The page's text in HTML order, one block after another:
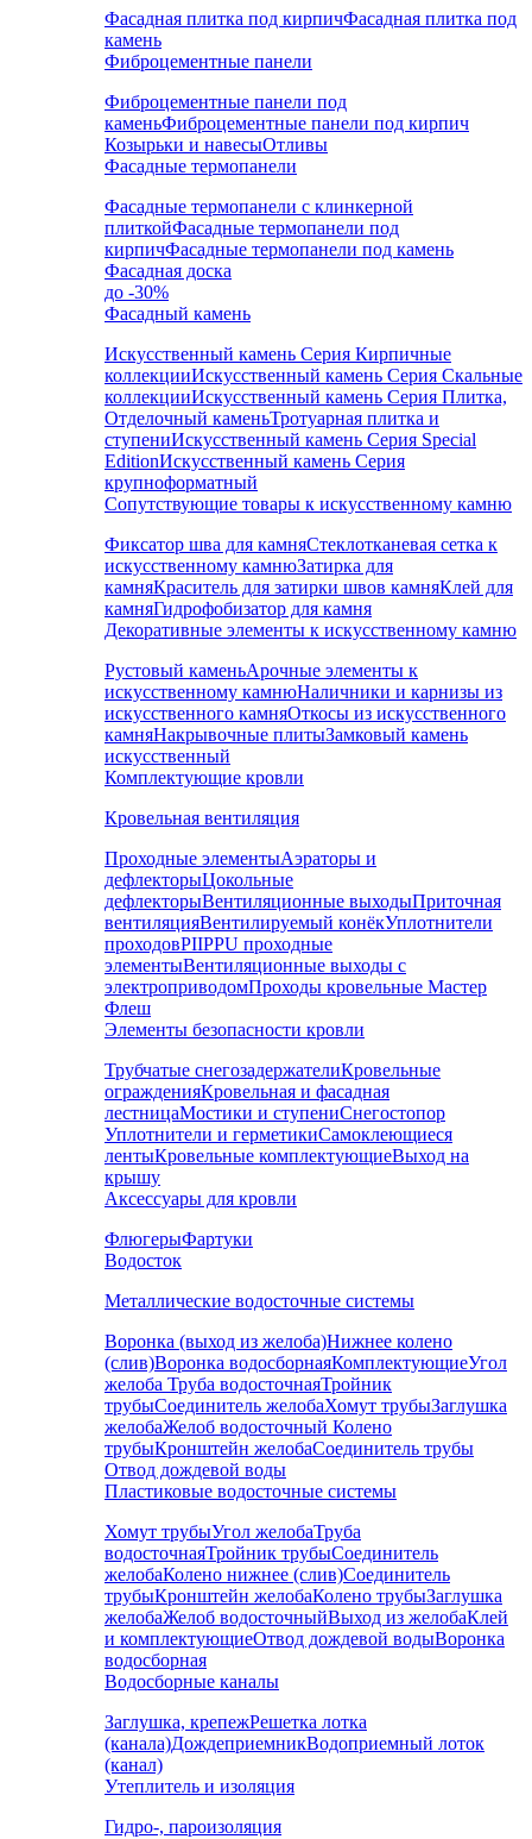
Фасадная плитка под кирпичФасадная плитка под
камень
Фиброцементные панели
Фиброцементные панели под
каменьФиброцементные панели под кирпич
Козырьки и навесыОтливы
Фасадные термопанели
Фасадные термопанели с клинкерной
плиткойФасадные термопанели под
кирпичФасадные термопанели под камень
Фасадная доска
до -30%
Фасадный камень
Искусственный камень Серия Кирпичные
коллекцииИскусственный камень Серия Скальные
коллекцииИскусственный камень Серия Плитка,
Отделочный каменьТротуарная плитка и
ступениИскусственный камень Серия Special
EditionИскусственный камень Серия
крупноформатный
Сопутствующие товары к искусственному камню
Фиксатор шва для камняСтеклотканевая сетка к
искусственному камнюЗатирка для
камняКраситель для затирки швов камняКлей для
камняГидрофобизатор для камня
Декоративные элементы к искусственному камню
Рустовый каменьАрочные элементы к
искусственному камнюНаличники и карнизы из
искусственного камняОткосы из искусственного
камняНакрывочные плитыЗамковый камень
искусственный
Комплектующие кровли
Кровельная вентиляция
Проходные элементыАэраторы и
дефлекторыЦокольные
дефлекторыВентиляционные выходыПриточная
вентиляцияВентилируемый конёкУплотнители
проходовPIIPPU проходные
элементыВентиляционные выходы с
электроприводомПроходы кровельные Мастер
Флеш
Элементы безопасности кровли
Трубчатые снегозадержателиКровельные
огражденияКровельная и фасадная
лестницаМостики и ступениСнегостопор
Уплотнители и герметикиСамоклеющиеся
лентыКровельные комплектующиеВыход на
крышу
Аксессуары для кровли
ФлюгерыФартуки
Водосток
Металлические водосточные системы
Воронка (выход из желоба)Нижнее колено
(слив)Воронка водосборнаяКомплектующиеУгол
желоба Труба водосточнаяТройник
трубыСоединитель желобаХомут трубыЗаглушка
желобаЖелоб водосточный Колено
трубыКронштейн желобаСоединитель трубы
Отвод дождевой воды
Пластиковые водосточные системы
Хомут трубыУгол желобаТруба
водосточнаяТройник трубыСоединитель
желобаКолено нижнее (слив)Соединитель
трубыКронштейн желобаКолено трубыЗаглушка
желобаЖелоб водосточныйВыход из желобаКлей
и комплектующиеОтвод дождевой водыВоронка
водосборная
Водосборные каналы
Заглушка, крепежРешетка лотка
(канала)ДождеприемникВодоприемный лоток
(канал)
Утеплитель и изоляция
Гидро-, пароизоляция